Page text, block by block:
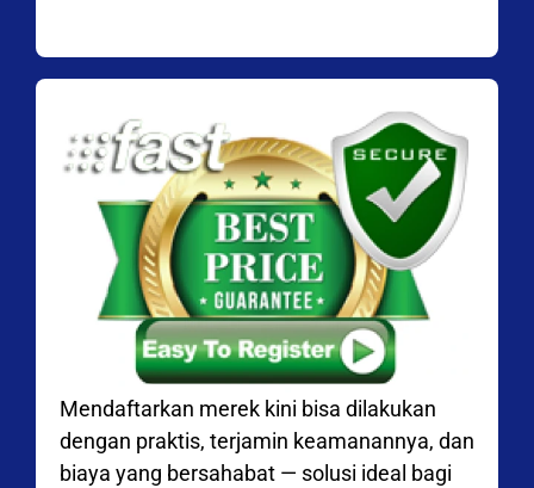
Mendaftarkan merek kini bisa dilakukan
dengan praktis, terjamin keamanannya, dan
biaya yang bersahabat — solusi ideal bagi